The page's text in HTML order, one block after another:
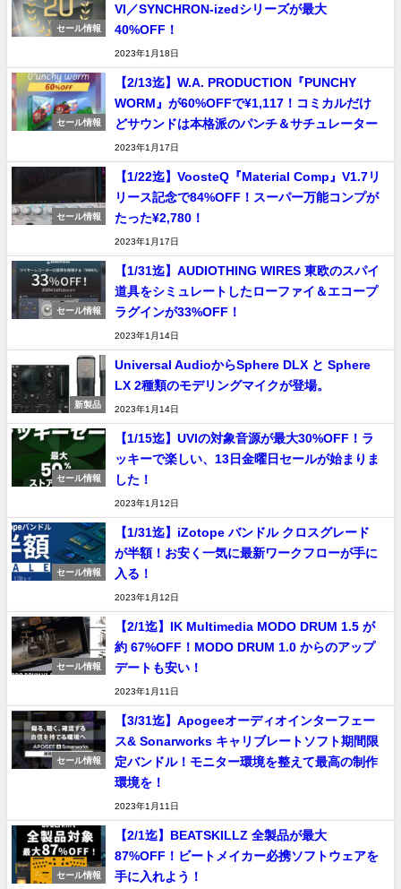
セール情報
VI／SYNCHRON-izedシリーズが最大
40%OFF！
2023年1月18日
セール情報
【2/13迄】W.A. PRODUCTION『PUNCHY
WORM』が60%OFFで¥1,117！コミカルだけ
どサウンドは本格派のパンチ＆サチュレーター
2023年1月17日
セール情報
【1/22迄】VoosteQ『Material Comp』V1.7リ
リース記念で84%OFF！スーパー万能コンプが
たった¥2,780！
2023年1月17日
セール情報
【1/31迄】AUDIOTHING WIRES 東欧のスパイ
道具をシミュレートしたローファイ＆エコープ
ラグインが33%OFF！
2023年1月14日
新製品
Universal AudioからSphere DLX と Sphere
LX 2種類のモデリングマイクが登場。
2023年1月14日
セール情報
【1/15迄】UVIの対象音源が最大30%OFF！ラ
ッキーで楽しい、13日金曜日セールが始まりま
した！
2023年1月12日
セール情報
【1/31迄】iZotope バンドル クロスグレード
が半額！お安く一気に最新ワークフローが手に
入る！
2023年1月12日
セール情報
【2/1迄】IK Multimedia MODO DRUM 1.5 が
約 67%OFF！MODO DRUM 1.0 からのアップ
デートも安い！
2023年1月11日
セール情報
【3/31迄】Apogeeオーディオインターフェー
ス& Sonarworks キャリブレートソフト期間限
定バンドル！モニター環境を整えて最高の制作
環境を！
2023年1月11日
セール情報
【2/1迄】BEATSKILLZ 全製品が最大
87%OFF！ビートメイカー必携ソフトウェアを
手に入れよう！